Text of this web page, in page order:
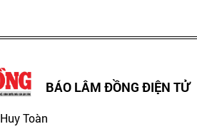
BÁO LÂM ĐỒNG ĐIỆN TỬ
Toàn